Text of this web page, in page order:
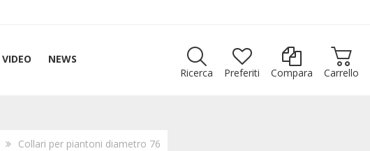
VIDEO
NEWS
Ricerca
Preferiti Compara Carrello
Collari per piantoni diametro 76